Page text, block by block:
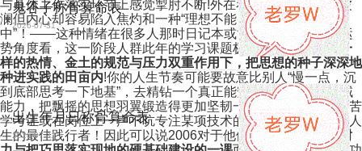
与具体工作落实环节上感觉掣肘不断!外在看起来或许并无大波
澜但内心却容易陷入焦灼和一种“理想不能自由驰骋的压抑感
中”！——这种情绪在很多人那时日记本或博客上可一斑！从运
势角度看，这一阶段人群此年的学习课题极重:学会如何在火一
样的热情、金土的规范与压力双重作用下，把思想的种子深深地
种进实践的田亩内!你的人生节奏可能要故意比别人“慢一点，沉
到底部思考一下地基”，去精钻一个真正能安生立命的硬核领域
能力，把飘摇的思想羽翼锻造得更加坚韧一些。那时很多默默苦
学考证或在岗位上一声不吭专注某项技术的人往往正是这一类人
生的最佳践行者！因此可以说2006对于他们是一堂关于内在耐
鬼谷子称骨算命表
2026-07-31
出生年月日称骨算命表
2026-07-31